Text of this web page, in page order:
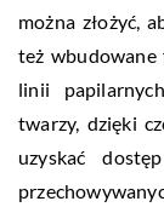
można złożyć,
też wbudowane
linii
twarzy, dzięki
uzyskać